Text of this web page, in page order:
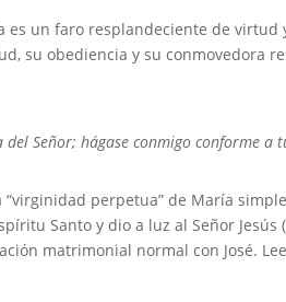
es un faro resplandeciente de
su obediencia y su conmovedora
Señor; hágase conmigo conforme a
“virginidad perpetua” de María
Santo y dio a luz al Señor
matrimonial normal con José.